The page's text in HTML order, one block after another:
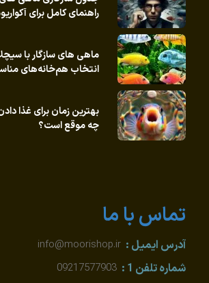
راهنمای کامل برای
ماهی های سازگار با
انتخاب هم‌خانه‌های
بهترین زمان برای غذا
چه موقع است؟
تماس با ما
آدرس ایمیل : info@moorishop.ir
شماره تلفن 1 : 09217577903